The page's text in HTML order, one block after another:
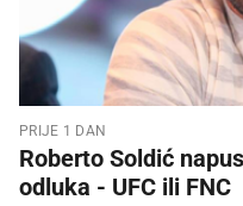
PRIJE 1 DAN
Roberto Soldić
odluka - UFC ili FNC